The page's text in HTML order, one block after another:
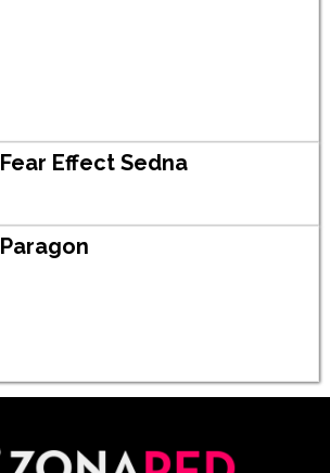
Fear Effect Sedna
Paragon